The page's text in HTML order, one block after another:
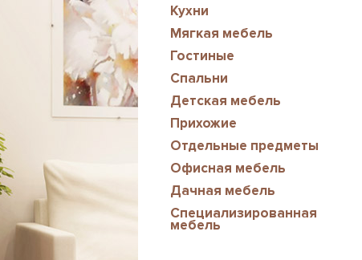
Кухни
Мягкая мебель
Гостиные
Спальни
Детская мебель
Прихожие
Отдельные предметы
Офисная мебель
Дачная мебель
Специализированная
мебель